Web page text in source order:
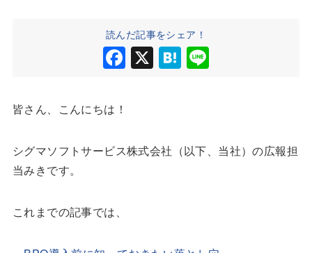
読んだ記事をシェア！
F
b
X H
a
皆さん、こんにちは！
シグマソフトサービス株式会社（以下、当社）の広報担
当みきです。
これまでの記事では、